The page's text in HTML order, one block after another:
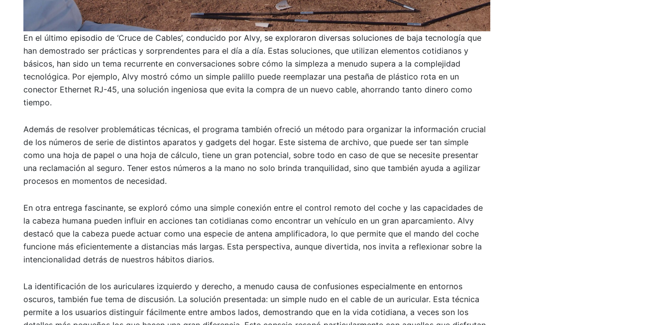
En el último episodio de ‘Cruce de Cables’, conducido por Alvy, se exploraron diversas soluciones de baja tecnología que
han demostrado ser prácticas y sorprendentes para el día a día. Estas soluciones, que utilizan elementos cotidianos y
básicos, han sido un tema recurrente en conversaciones sobre cómo la simpleza a menudo supera a la complejidad
tecnológica. Por ejemplo, Alvy mostró cómo un simple palillo puede reemplazar una pestaña de plástico rota en un
conector Ethernet RJ-45, una solución ingeniosa que evita la compra de un nuevo cable, ahorrando tanto dinero como
tiempo.
Además de resolver problemáticas técnicas, el programa también ofreció un método para organizar la información crucial
de los números de serie de distintos aparatos y gadgets del hogar. Este sistema de archivo, que puede ser tan simple
como una hoja de papel o una hoja de cálculo, tiene un gran potencial, sobre todo en caso de que se necesite presentar
una reclamación al seguro. Tener estos números a la mano no solo brinda tranquilidad, sino que también ayuda a agilizar
procesos en momentos de necesidad.
En otra entrega fascinante, se exploró cómo una simple conexión entre el control remoto del coche y las capacidades de
la cabeza humana pueden influir en acciones tan cotidianas como encontrar un vehículo en un gran aparcamiento. Alvy
destacó que la cabeza puede actuar como una especie de antena amplificadora, lo que permite que el mando del coche
funcione más eficientemente a distancias más largas. Esta perspectiva, aunque divertida, nos invita a reflexionar sobre la
intencionalidad detrás de nuestros hábitos diarios.
La identificación de los auriculares izquierdo y derecho, a menudo causa de confusiones especialmente en entornos
oscuros, también fue tema de discusión. La solución presentada: un simple nudo en el cable de un auricular. Esta técnica
permite a los usuarios distinguir fácilmente entre ambos lados, demostrando que en la vida cotidiana, a veces son los